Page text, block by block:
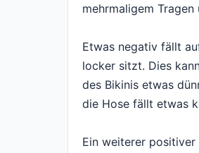
mehrmaligem Tragen
Etwas negativ fällt
locker sitzt. Dies
des Bikinis etwas
die Hose fällt etwas
Ein weiterer